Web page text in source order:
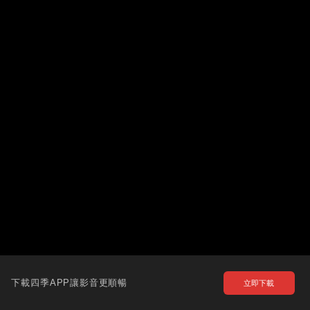
下載四季APP讓影音更順暢 立即下載